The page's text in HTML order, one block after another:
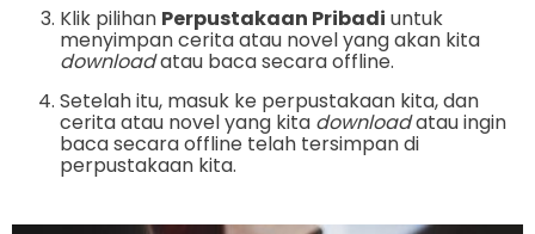
Klik pilihan Perpustakaan Pribadi untuk
menyimpan cerita atau novel yang akan kita
downloadatau baca secara offline.
Setelah itu, masuk ke perpustakaan kita, dan
cerita atau novel yang kita downloadatau ingin
baca secara offline telah tersimpan di
perpustakaan kita.